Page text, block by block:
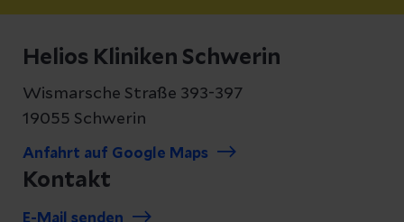
Helios Kliniken Schwerin
Wismarsche Straße 393-397
19055 Schwerin
Anfahrt auf Google Maps
Kontakt
E-Mail senden